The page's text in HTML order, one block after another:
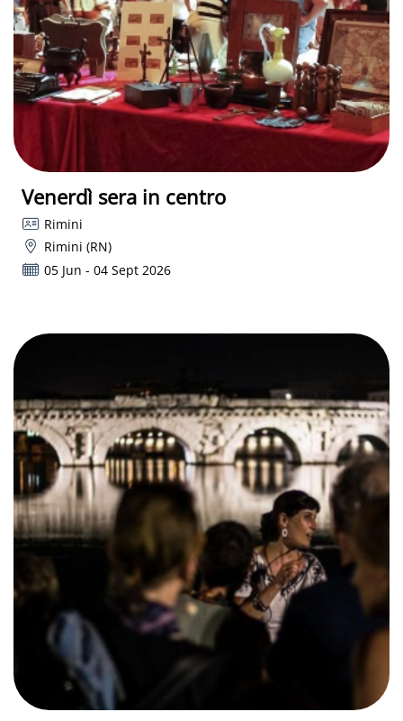
Venerdì sera in centro
Rimini
Rimini (RN)
05 Jun - 04 Sept 2026